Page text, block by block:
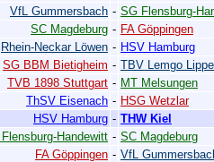
VfL Gummersbach - SG Flensburg-
SC Magdeburg - FA Göppingen
Rhein-Neckar Löwen - HSV Hamburg
SG BBM Bietigheim - TBV Lemgo Lippe
TVB 1898 Stuttgart - MT Melsungen
ThSV Eisenach - HSG Wetzlar
HSV Hamburg - THW Kiel
Handewitt - SC Magdeburg
FA Göppingen - VfL